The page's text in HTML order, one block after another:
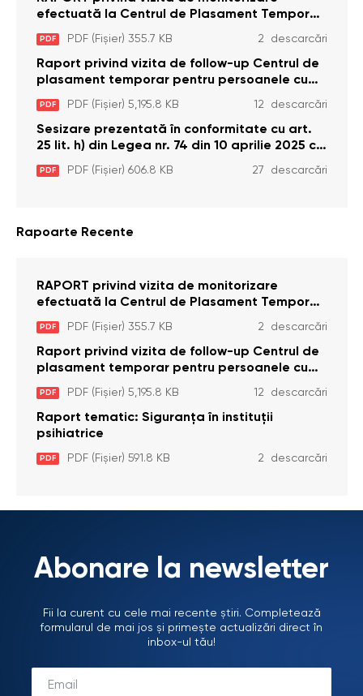
efectuată la Centrul de Plasament Temporar
pentru Persoane cu Dizabilități (Adulte) din s.
Brînzeni, r. Edineț, din data de 25 mai 2026
PDF PDF (Fișier) 355.7 KB 2 descarcări
Raport privind vizita de follow-up Centrul de
plasament temporar pentru persoanele cu
dizabilități (adulte) Bădiceni, Soroca (11 iunie
2026)
PDF PDF (Fișier) 5,195.8 KB 12 descarcări
Sesizare prezentată în conformitate cu art.
25 lit. h) din Legea nr. 74 din 10 aprilie 2025 cu
privire la Curtea Constituțională şi art. 26 din
Legea cu privire la Avocatul Poporului
PDF PDF (Fișier) 606.8 KB 27 descarcări
Rapoarte Recente
RAPORT privind vizita de monitorizare
efectuată la Centrul de Plasament Temporar
pentru Persoane cu Dizabilități (Adulte) din s.
Brînzeni, r. Edineț, din data de 25 mai 2026
PDF PDF (Fișier) 355.7 KB 2 descarcări
Raport privind vizita de follow-up Centrul de
plasament temporar pentru persoanele cu
dizabilități (adulte) Bădiceni, Soroca (11 iunie
2026)
PDF PDF (Fișier) 5,195.8 KB 12 descarcări
Raport tematic: Siguranța în instituții
psihiatrice
PDF PDF (Fișier) 591.8 KB 2 descarcări
Abonare la newsletter
Fii la curent cu cele mai recente știri. Completează
formularul de mai jos și primește actualizări direct în
inbox-ul tău!